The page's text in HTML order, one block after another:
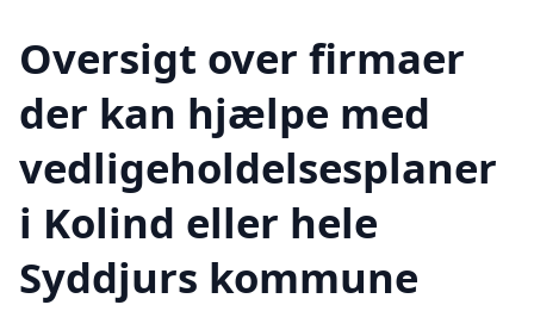
Oversigt over firmaer
der kan hjælpe med
vedligeholdelsesplaner
i Kolind eller hele
Syddjurs kommune